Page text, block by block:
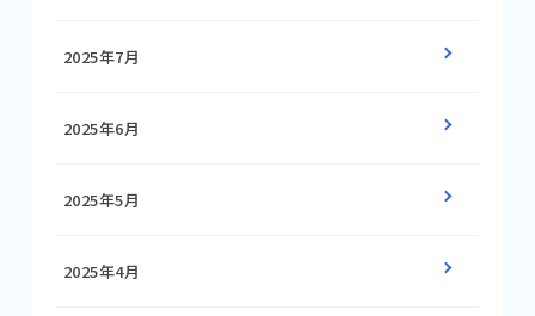
2025年7月
2025年6月
2025年5月
2025年4月